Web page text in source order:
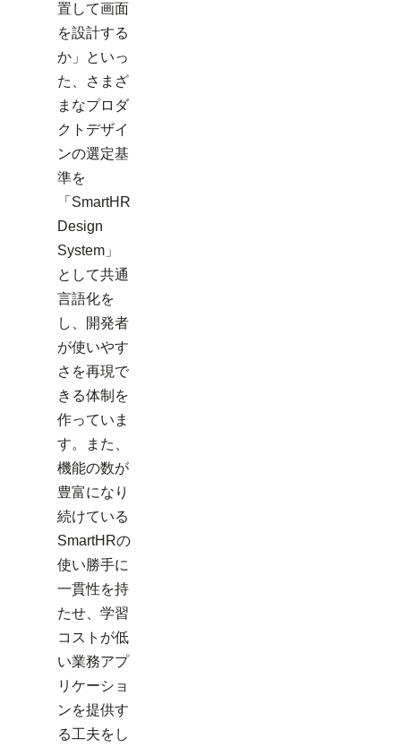
置して画面
を設計する
か」といっ
た、さまざ
まなプロダ
クトデザイ
ンの選定基
準を
「SmartHR
Design
System」
として共通
言語化を
し、開発者
が使いやす
さを再現で
きる体制を
作っていま
す。また、
機能の数が
豊富になり
続けている
SmartHRの
使い勝手に
一貫性を持
たせ、学習
コストが低
い業務アプ
リケーショ
ンを提供す
る工夫をし